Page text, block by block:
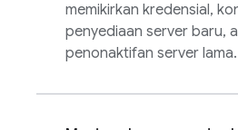
memikirkan kredensial,
penyediaan server baru,
penonaktifan server lama.